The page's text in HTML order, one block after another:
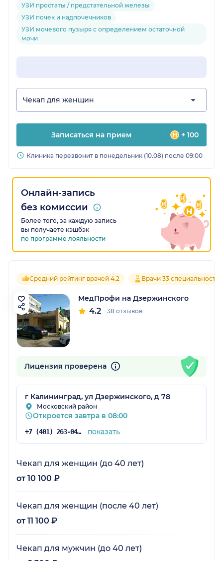
УЗИ простаты / предстательной железы
УЗИ почек и надпочечников
УЗИ мочевого пузыря с определением остаточной
мочи
Чекап для женщин
Записаться на прием + 100
Клиника перезвонит в понедельник (10.08) после 09:00
Онлайн-запись
без комиссии
Более того, за каждую запись
вы получаете кэшбэк
по программе лояльности
Средний рейтинг врачей 4.2 Врачи 33 специальностей
МедПрофи на Дзержинского
4.2 38 отзывов
Лицензия проверена
г Калининград, ул Дзержинского, д 78
Московский район
Откроется завтра в 08:00
+7 (401) 263-04-04 показать
Чекап для женщин (до 40 лет)
от 10 100 ₽
Чекап для женщин (после 40 лет)
от 11 100 ₽
Чекап для мужчин (до 40 лет)